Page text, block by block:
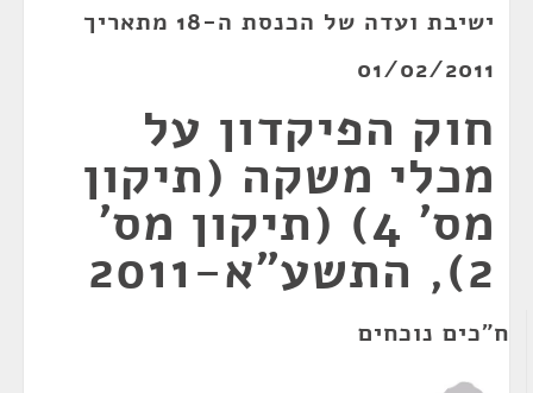
ישיבת ועדה של הכנסת ה-18 מתאריך
01/02/2011
חוק הפיקדון על
מכלי משקה (תיקון
מס' 4) (תיקון מס'
2), התשע"א-2011
ח"כים נוכחים